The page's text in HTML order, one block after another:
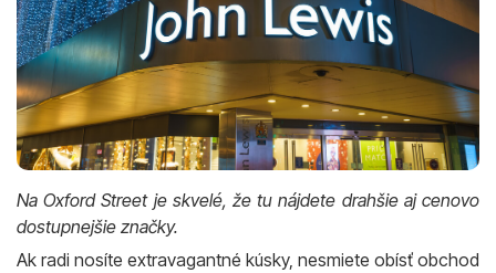
Na Oxford Street je skvelé, že tu nájdete drahšie aj cenovo
dostupnejšie značky.
Ak radi nosíte extravagantné kúsky, nesmiete obísť obchod